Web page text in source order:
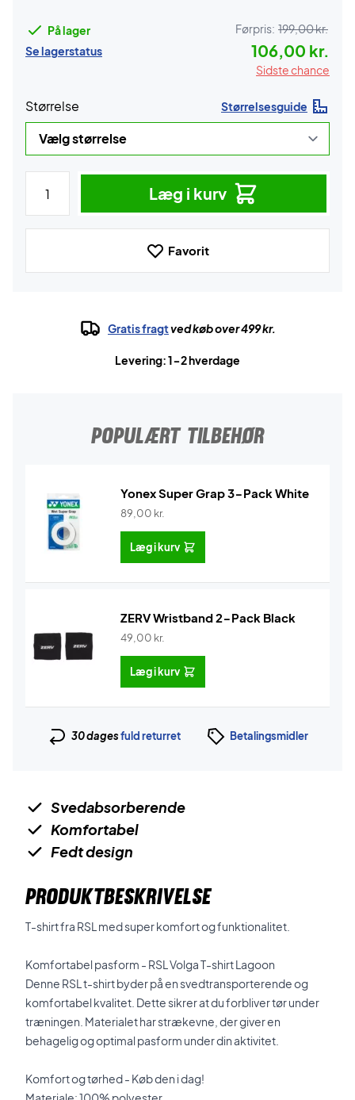
På lager
Se lagerstatus
Førpris: 199,00 kr.
106,00 kr.
Sidste chance
Størrelse Størrelsesguide
Læg i kurv
Favorit
Gratis fragtved køb over 499 kr.
Levering: 1-2 hverdage
POPULÆRT TILBEHØR
Yonex Super Grap 3-Pack White
89,00 kr.
Læg i kurv
ZERV Wristband 2-Pack Black
49,00 kr.
Læg i kurv
30 dagesfuld returret Betalingsmidler
Svedabsorberende
Komfortabel
Fedt design
PRODUKTBESKRIVELSE
T-shirt fra RSL med super komfort og funktionalitet.
Komfortabel pasform - RSL Volga T-shirt Lagoon
Denne RSL t-shirt byder på en svedtransporterende og
komfortabel kvalitet. Dette sikrer at du forbliver tør under
træningen. Materialet har strækevne, der giver en
behagelig og optimal pasform under din aktivitet.
Komfort og tørhed - Køb den i dag!